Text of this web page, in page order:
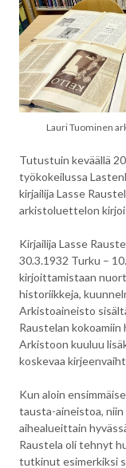
Lauri Tuominen
Tutustuin keväällä
työkokeilussa
kirjailija Lasse
arkistoluettelon
Kirjailija Lasse
30.3.1932 Turku –
kirjoittamistaan
historiikkeja,
Arkistoaineisto
Raustelan
Arkistoon kuuluu
koskevaa
Kun aloin
tausta-aineistoa,
aihealueittain
Raustela oli tehnyt
tutkinut esimerkiksi